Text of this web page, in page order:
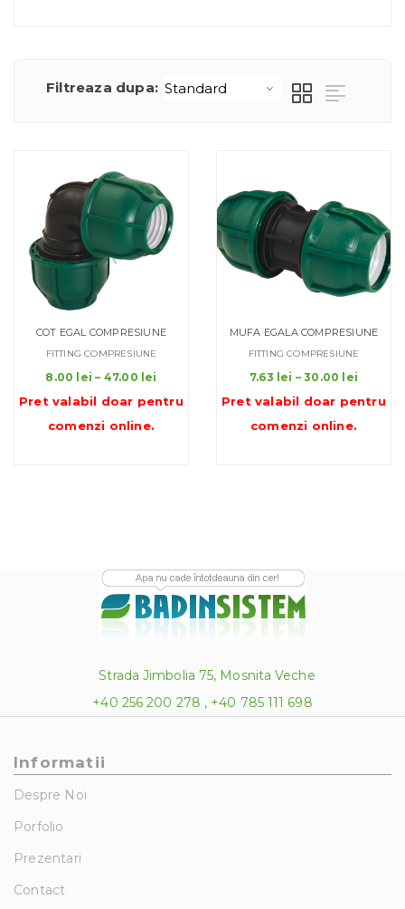
Filtreaza dupa:
COT EGAL COMPRESIUNE
FITTING COMPRESIUNE
8.00 lei – 47.00 lei
prețuri:
Pret valabil doar pentru
comenzi online.
MUFA EGALA COMPRESIUNE
FITTING COMPRESIUNE
7.63 lei – 30.00 lei
prețuri:
Pret valabil doar pentru
comenzi online.
Strada Jimbolia 75, Mosnita Veche
+40 256 200 278 , +40 785 111 698
Informatii
Despre Noi
Porfolio
Prezentari
Contact